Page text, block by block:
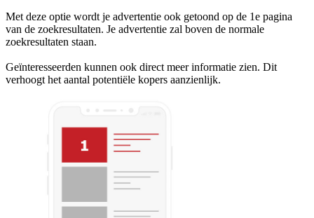
Met deze optie wordt je advertentie ook getoond op de 1e pagina
van de zoekresultaten. Je advertentie zal boven de normale
zoekresultaten staan.
Geïnteresseerden kunnen ook direct meer informatie zien. Dit
verhoogt het aantal potentiële kopers aanzienlijk.